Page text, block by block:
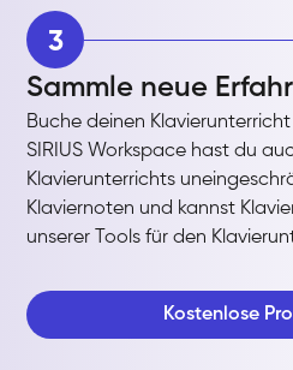
3
Sammle neue
Buche deinen
SIRIUS Workspace hast du
Klavierunterrichts
Klaviernoten und kannst
unserer Tools für den
Kostenlose